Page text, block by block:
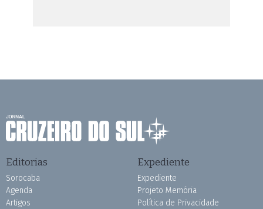
Editorias
Sorocaba
Agenda
Artigos
Expediente
Expediente
Projeto Memória
Política de Privacidade